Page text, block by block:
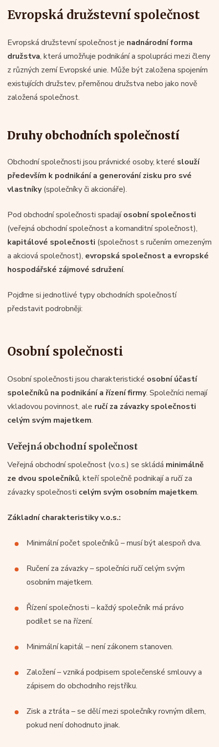
Evropská družstevní společnost
Evropská družstevní společnost je nadnárodní forma
družstva, která umožňuje podnikání a spolupráci mezi členy
z různých zemí Evropské unie. Může být založena spojením
existujících družstev, přeměnou družstva nebo jako nově
založená společnost.
Druhy obchodních společností
Obchodní společnosti jsou právnické osoby, které slouží
především k podnikání a generování zisku pro své
vlastníky(společníky či akcionáře).
Pod obchodní společnosti spadajíosobní společnosti
(veřejná obchodní společnost a komanditní společnost),
kapitálové společnosti (společnost s ručením omezeným
a akciová společnost), evropská společnost a evropské
hospodářské zájmové sdružení.
Pojďme si jednotlivé typy obchodních společností
představit podrobněji:
Osobní společnosti
Osobní společnosti jsou charakteristické osobní účastí
společníků na podnikání a řízení firmy. Společníci nemají
vkladovou povinnost, ale ručí za závazky společnosti
celým svým majetkem.
Veřejná obchodní společnost
Veřejná obchodní společnost (v.o.s.) se skládá minimálně
ze dvou společníků, kteří společně podnikají a ručí za
závazky společnosti celým svým osobním majetkem.
Základní charakteristiky v.o.s.:
Minimální počet společníků – musí být alespoň dva.
Ručení za závazky – společníci ručí celým svým
osobním majetkem.
Řízení společnosti – každý společník má právo
podílet se na řízení.
Minimální kapitál – není zákonem stanoven.
Založení – vzniká podpisem společenské smlouvy a
zápisem do obchodního rejstříku.
Zisk a ztráta – se dělí mezi společníky rovným dílem,
pokud není dohodnuto jinak.